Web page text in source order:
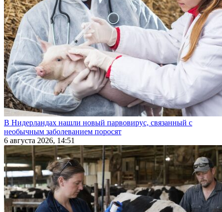
В Нидерландах нашли новый парвовирус, связанный с
необычным заболеванием поросят
6 августа 2026, 14:51